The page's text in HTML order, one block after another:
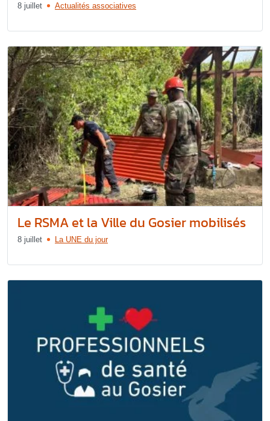
8 juillet Actualités associatives
Le RSMA et la Ville du Gosier mobilisés
8 juillet La UNE du jour